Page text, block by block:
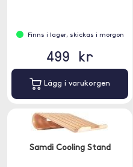
Finns i lager, skickas i morgon
499 kr
Lägg i varukorgen
Samdi Cooling Stand